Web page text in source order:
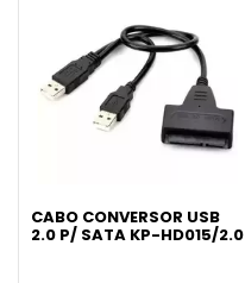
CABO CONVERSOR USB
2.0 P/ SATA KP-HD015/2.0